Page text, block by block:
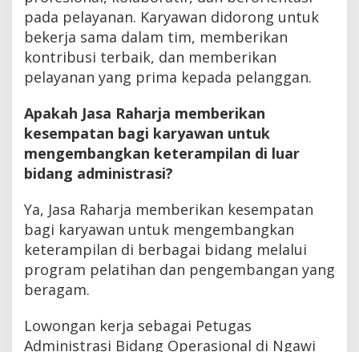
pada pelayanan. Karyawan didorong untuk
bekerja sama dalam tim, memberikan
kontribusi terbaik, dan memberikan
pelayanan yang prima kepada pelanggan.
Apakah Jasa Raharja memberikan
kesempatan bagi karyawan untuk
mengembangkan keterampilan di luar
bidang administrasi?
Ya, Jasa Raharja memberikan kesempatan
bagi karyawan untuk mengembangkan
keterampilan di berbagai bidang melalui
program pelatihan dan pengembangan yang
beragam.
Lowongan kerja sebagai Petugas
Administrasi Bidang Operasional di Ngawi